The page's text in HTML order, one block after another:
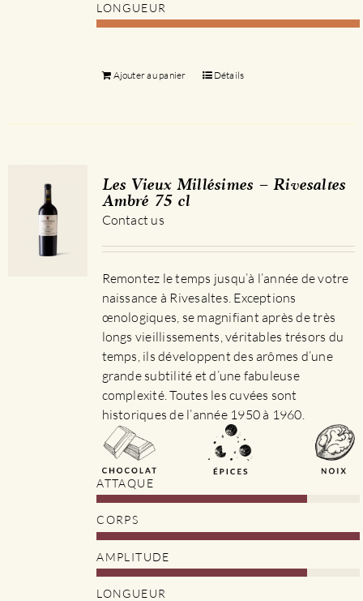
LONGUEUR
Ajouter au panier Détails
Les Vieux Millésimes – Rivesaltes
Ambré 75 cl
Contact us
Remontez le temps jusqu’à l’année de votre
naissance à Rivesaltes. Exceptions
œnologiques, se magnifiant après de très
longs vieillissements, véritables trésors du
temps, ils développent des arômes d’une
grande subtilité et d’une fabuleuse
complexité. Toutes les cuvées sont
historiques de l’année 1950 à 1960.
ATTAQUE
CORPS
AMPLITUDE
LONGUEUR